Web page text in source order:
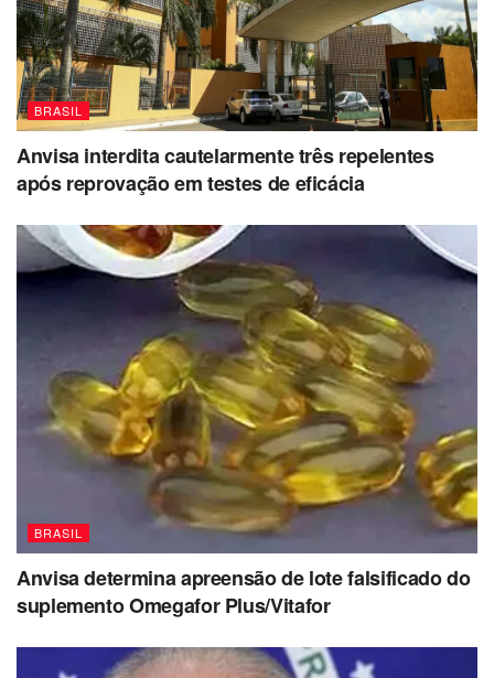
BRASIL
Anvisa interdita cautelarmente três repelentes
após reprovação em testes de eficácia
BRASIL
Anvisa determina apreensão de lote falsificado do
suplemento Omegafor Plus/Vitafor